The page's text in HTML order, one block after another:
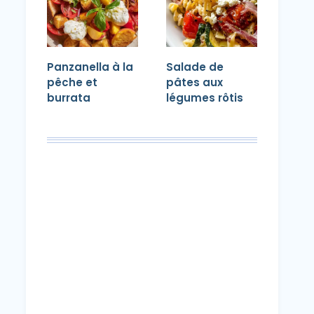
Panzanella à la
pêche et
burrata
Salade de
pâtes aux
légumes rôtis